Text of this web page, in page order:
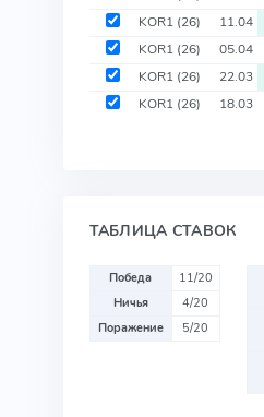
KOR1 (26) 11.04
KOR1 (26) 05.04
KOR1 (26) 22.03
KOR1 (26) 18.03
ТАБЛИЦА СТАВОК
Победа
11/20
Ничья
4/20
Поражение
5/20